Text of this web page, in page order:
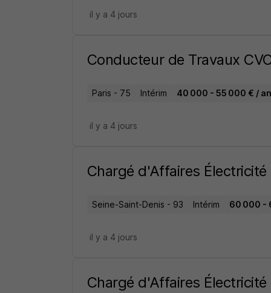
il y a 4 jours
Conducteur de Travaux
Paris - 75 Intérim 40 000 - 55 000 € / an
il y a 4 jours
Chargé d'Affaires Électricité
Seine-Saint-Denis - 93 Intérim 60 000 -
il y a 4 jours
Chargé d'Affaires Électricité